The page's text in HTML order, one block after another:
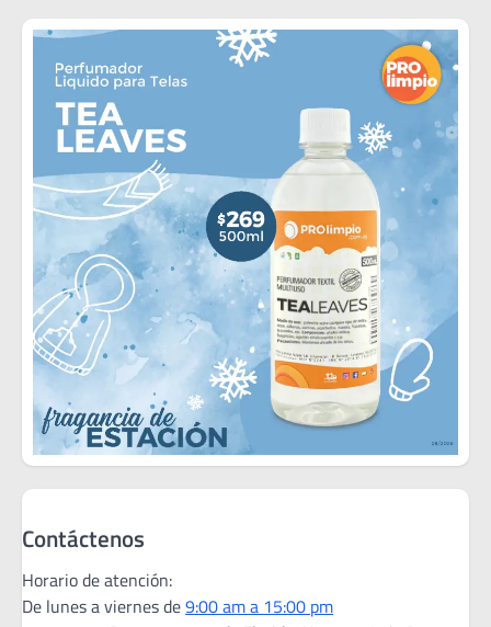
Contáctenos
Horario de atención:
De lunes a viernes de9:00 am a 15:00 pm